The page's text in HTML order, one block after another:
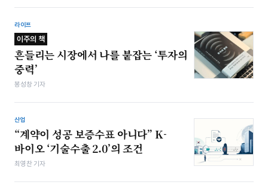
라이프
이주의 책
흔들리는 시장에서 나를 붙잡는 ‘투자의
중력’
봉성창 기자
산업
“계약이 성공 보증수표 아니다” K-
바이오 ‘기술수출 2.0’의 조건
최영찬 기자